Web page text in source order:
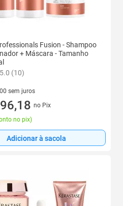
Fusion - Shampoo
+ Máscara - Tamanho
5.0 (10)
sem juros
sem jurosno Pix
no pix)
Adicionar à sacola